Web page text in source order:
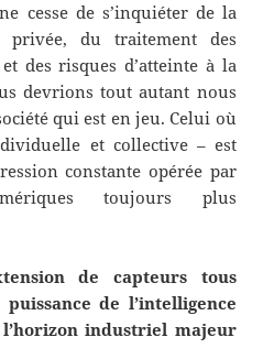
cesse de s’inquiéter de la
du traitement des
des risques d’atteinte à la
devrions tout autant nous
qui est en jeu. Celui où
et collective – est
constante opérée par
toujours plus
de capteurs tous
de l’intelligence
industriel majeur